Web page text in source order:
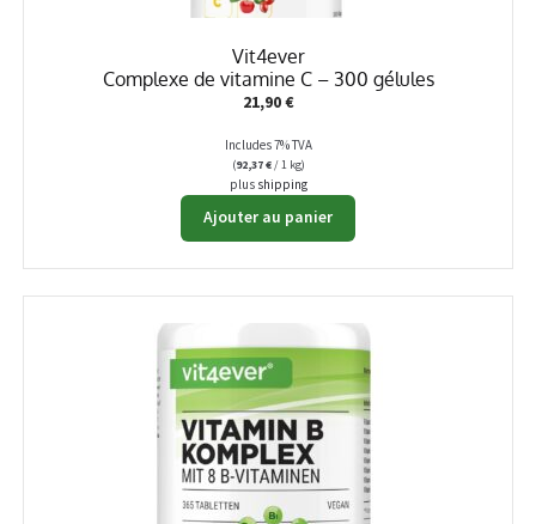
Vit4ever
Complexe de vitamine C – 300 gélules
21,90€
Includes 7% TVA
(92,37€/ 1 kg)
plus shipping
Ajouter au panier